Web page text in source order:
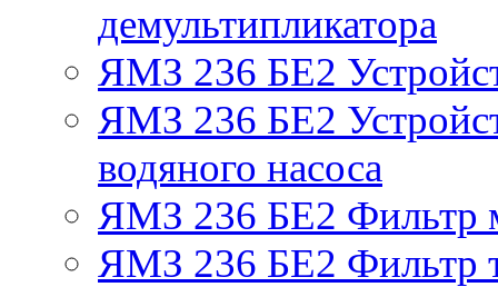
демультипликатора
ЯМЗ 236 БЕ2
ЯМЗ 236 БЕ2
водяного насоса
ЯМЗ 236 БЕ2 Фильтр
ЯМЗ 236 БЕ2 Фильтр